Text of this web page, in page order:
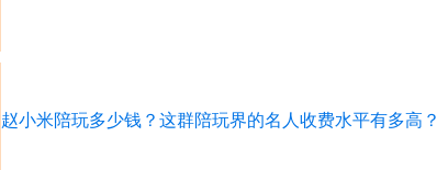
赵小米陪玩多少钱？这群陪玩界的名人收费水平有多高？